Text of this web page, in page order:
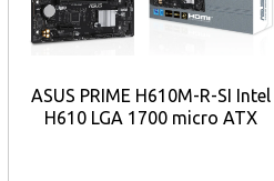
ASUS PRIME H610M-R-SI Intel
H610 LGA 1700 micro ATX